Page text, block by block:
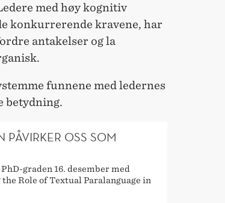
med høy kognitiv
konkurrerende kravene, har
antakelser og la
funnene med ledernes
betydning.
PÅVIRKER OSS SOM
graden 16. desember med
Role of Textual Paralanguage in